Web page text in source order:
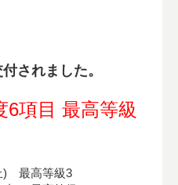
されました。
6項目 最高等級
) 最高等級3